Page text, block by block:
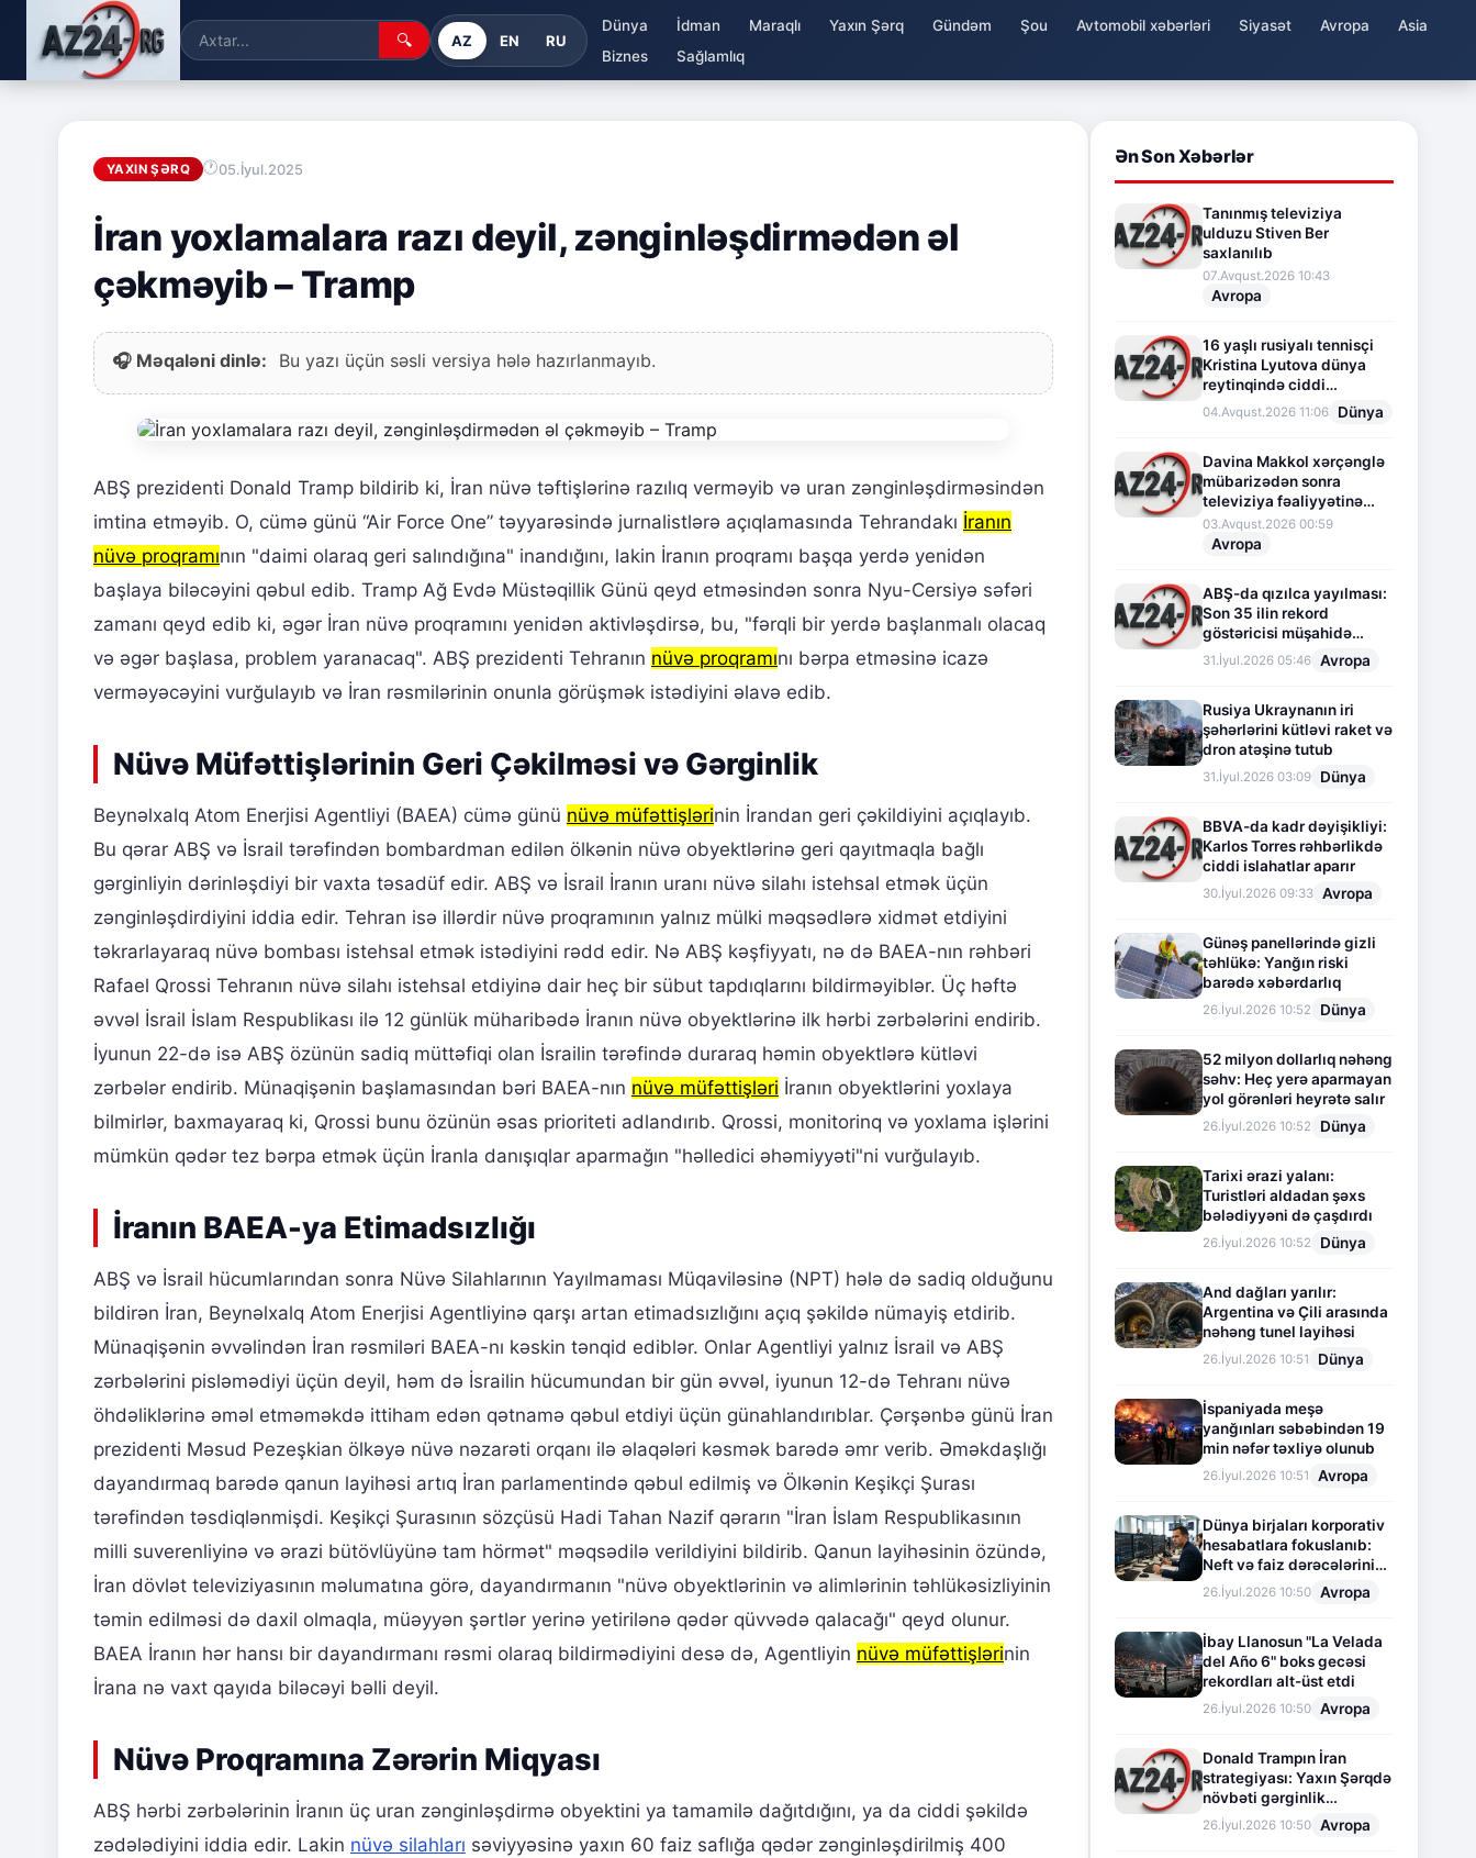
🔍 AZ EN RU
Dünya İdman Maraqlı Yaxın Şərq Gündəm Şou Avtomobil xəbərləri Siyasət Avropa
Asia
Biznes
Sağlamlıq
YAXIN ŞƏRQ 05.İyul.2025
İran yoxlamalara razı deyil, zənginləşdirmədən əl
çəkməyib – Tramp
🎧 Məqaləni dinlə: Bu yazı üçün səsli versiya hələ hazırlanmayıb.
ABŞ prezidenti Donald Tramp bildirib ki, İran nüvə təftişlərinə razılıq verməyib və uran zənginləşdirməsindən
imtina etməyib. O, cümə günü “Air Force One” təyyarəsində jurnalistlərə açıqlamasında Tehrandakı İranın
nüvə proqramının "daimi olaraq geri salındığına" inandığını, lakin İranın proqramı başqa yerdə yenidən
başlaya biləcəyini qəbul edib. Tramp Ağ Evdə Müstəqillik Günü qeyd etməsindən sonra Nyu-Cersiyə səfəri
zamanı qeyd edib ki, əgər İran nüvə proqramını yenidən aktivləşdirsə, bu, "fərqli bir yerdə başlanmalı olacaq
və əgər başlasa, problem yaranacaq". ABŞ prezidenti Tehranın nüvə proqramını bərpa etməsinə icazə
verməyəcəyini vurğulayıb və İran rəsmilərinin onunla görüşmək istədiyini əlavə edib.
Nüvə Müfəttişlərinin Geri Çəkilməsi və Gərginlik
Beynəlxalq Atom Enerjisi Agentliyi (BAEA) cümə günü nüvə müfəttişlərinin İrandan geri çəkildiyini açıqlayıb.
Bu qərar ABŞ və İsrail tərəfindən bombardman edilən ölkənin nüvə obyektlərinə geri qayıtmaqla bağlı
gərginliyin dərinləşdiyi bir vaxta təsadüf edir. ABŞ və İsrail İranın uranı nüvə silahı istehsal etmək üçün
zənginləşdirdiyini iddia edir. Tehran isə illərdir nüvə proqramının yalnız mülki məqsədlərə xidmət etdiyini
təkrarlayaraq nüvə bombası istehsal etmək istədiyini rədd edir. Nə ABŞ kəşfiyyatı, nə də BAEA-nın rəhbəri
Rafael Qrossi Tehranın nüvə silahı istehsal etdiyinə dair heç bir sübut tapdıqlarını bildirməyiblər. Üç həftə
əvvəl İsrail İslam Respublikası ilə 12 günlük müharibədə İranın nüvə obyektlərinə ilk hərbi zərbələrini endirib.
İyunun 22-də isə ABŞ özünün sadiq müttəfiqi olan İsrailin tərəfində duraraq həmin obyektlərə kütləvi
zərbələr endirib. Münaqişənin başlamasından bəri BAEA-nın nüvə müfəttişləri İranın obyektlərini yoxlaya
bilmirlər, baxmayaraq ki, Qrossi bunu özünün əsas prioriteti adlandırıb. Qrossi, monitorinq və yoxlama işlərini
mümkün qədər tez bərpa etmək üçün İranla danışıqlar aparmağın "həlledici əhəmiyyəti"ni vurğulayıb.
İranın BAEA-ya Etimadsızlığı
ABŞ və İsrail hücumlarından sonra Nüvə Silahlarının Yayılmaması Müqaviləsinə (NPT) hələ də sadiq olduğunu
bildirən İran, Beynəlxalq Atom Enerjisi Agentliyinə qarşı artan etimadsızlığını açıq şəkildə nümayiş etdirib.
Münaqişənin əvvəlindən İran rəsmiləri BAEA-nı kəskin tənqid ediblər. Onlar Agentliyi yalnız İsrail və ABŞ
zərbələrini pisləmədiyi üçün deyil, həm də İsrailin hücumundan bir gün əvvəl, iyunun 12-də Tehranı nüvə
öhdəliklərinə əməl etməməkdə ittiham edən qətnamə qəbul etdiyi üçün günahlandırıblar. Çərşənbə günü İran
prezidenti Məsud Pezeşkian ölkəyə nüvə nəzarəti orqanı ilə əlaqələri kəsmək barədə əmr verib. Əməkdaşlığı
dayandırmaq barədə qanun layihəsi artıq İran parlamentində qəbul edilmiş və Ölkənin Keşikçi Şurası
tərəfindən təsdiqlənmişdi. Keşikçi Şurasının sözçüsü Hadi Tahan Nazif qərarın "İran İslam Respublikasının
milli suverenliyinə və ərazi bütövlüyünə tam hörmət" məqsədilə verildiyini bildirib. Qanun layihəsinin özündə,
İran dövlət televiziyasının məlumatına görə, dayandırmanın "nüvə obyektlərinin və alimlərinin təhlükəsizliyinin
təmin edilməsi də daxil olmaqla, müəyyən şərtlər yerinə yetirilənə qədər qüvvədə qalacağı" qeyd olunur.
BAEA İranın hər hansı bir dayandırmanı rəsmi olaraq bildirmədiyini desə də, Agentliyin nüvə müfəttişlərinin
İrana nə vaxt qayıda biləcəyi bəlli deyil.
Nüvə Proqramına Zərərin Miqyası
ABŞ hərbi zərbələrinin İranın üç uran zənginləşdirmə obyektini ya tamamilə dağıtdığını, ya da ciddi şəkildə
zədələdiyini iddia edir. Lakin nüvə silahları səviyyəsinə yaxın 60 faiz saflığa qədər zənginləşdirilmiş 400
Ən Son Xəbərlər
Tanınmış televiziya
ulduzu Stiven Ber
saxlanılıb
07.Avqust.2026 10:43
Avropa
16 yaşlı rusiyalı tennisçi
Kristina Lyutova dünya
reytinqində ciddi
irəliləyişə imza atdı
04.Avqust.2026 11:06 Dünya
Davina Makkol xərçənglə
mübarizədən sonra
televiziya fəaliyyətinə
fasilə verir
03.Avqust.2026 00:59
Avropa
ABŞ-da qızılca yayılması:
Son 35 ilin rekord
göstəricisi müşahidə
olunur
31.İyul.2026 05:46 Avropa
Rusiya Ukraynanın iri
şəhərlərini kütləvi raket və
dron atəşinə tutub
31.İyul.2026 03:09 Dünya
BBVA-da kadr dəyişikliyi:
Karlos Torres rəhbərlikdə
ciddi islahatlar aparır
30.İyul.2026 09:33 Avropa
Günəş panellərində gizli
təhlükə: Yanğın riski
barədə xəbərdarlıq
26.İyul.2026 10:52 Dünya
52 milyon dollarlıq nəhəng
səhv: Heç yerə aparmayan
yol görənləri heyrətə salır
26.İyul.2026 10:52 Dünya
Tarixi ərazi yalanı:
Turistləri aldadan şəxs
bələdiyyəni də çaşdırdı
26.İyul.2026 10:52 Dünya
And dağları yarılır:
Argentina və Çili arasında
nəhəng tunel layihəsi
26.İyul.2026 10:51 Dünya
İspaniyada meşə
yanğınları səbəbindən 19
min nəfər təxliyə olunub
26.İyul.2026 10:51 Avropa
Dünya birjaları korporativ
hesabatlara fokuslanıb:
Neft və faiz dərəcələrinin
təsiri altında cari vəziyyət
26.İyul.2026 10:50 Avropa
İbay Llanosun "La Velada
del Año 6" boks gecəsi
rekordları alt-üst etdi
26.İyul.2026 10:50 Avropa
Donald Trampın İran
strategiyası: Yaxın Şərqdə
növbəti gərginlik
mərhələsi
26.İyul.2026 10:50 Avropa